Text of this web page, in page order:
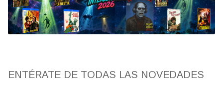
fantaterror
Jesús Franco
ENTÉRATE DE TODAS LAS NOVEDADES